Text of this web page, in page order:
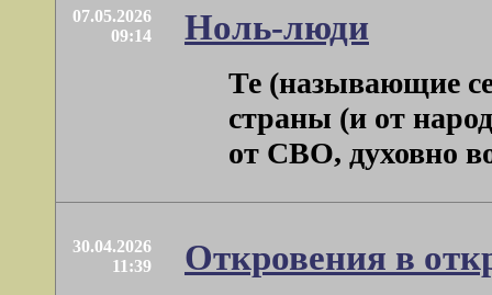
07.05.2026
09:14
Ноль-люди
Те (называющие
страны (и от
от СВО, духовно
30.04.2026
11:39
Откровения в